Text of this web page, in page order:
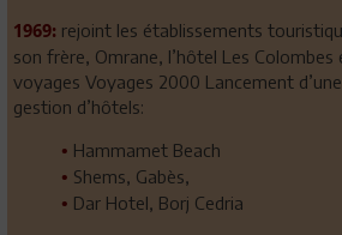
1969: rejoint les établissements
son frère, Omrane, l’hôtel Les Colombes
voyages Voyages 2000 Lancement
gestion d’hôtels:
• Hammamet Beach
• Shems, Gabès,
• Dar Hotel, Borj Cedria